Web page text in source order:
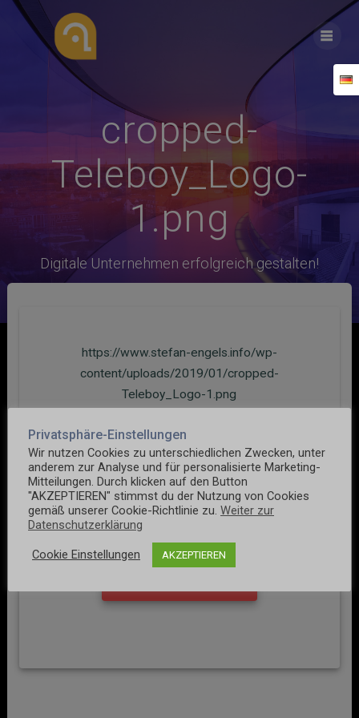
cropped-
Teleboy_Logo-
1.png
Digitale Unternehmen erfolgreich gestalten!
https://www.stefan-engels.info/wp-
content/uploads/2019/01/cropped-
Teleboy_Logo-1.png
0 20. Januar 2019
Keine Kommentare
Privatsphäre-Einstellungen
Wir nutzen Cookies zu unterschiedlichen Zwecken, unter
anderem zur Analyse und für personalisierte Marketing-
Mitteilungen. Durch klicken auf den Button
"AKZEPTIEREN" stimmst du der Nutzung von Cookies
gemäß unserer Cookie-Richtlinie zu. Weiter zur
Datenschutzerklärung
Cookie Einstellungen AKZEPTIEREN